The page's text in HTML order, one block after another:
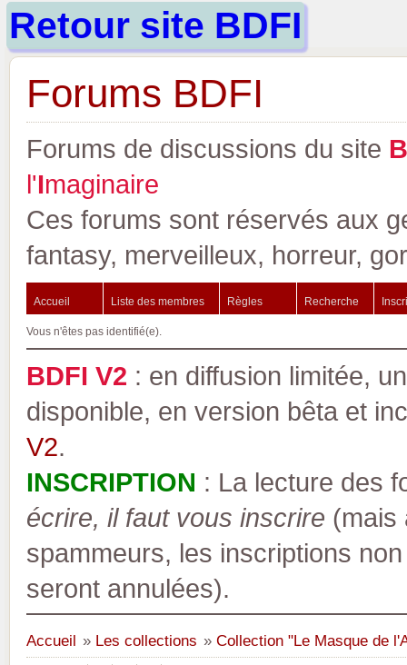
Retour site BDFI
Forums BDFI
Forums de discussions du site B
l'Imaginaire
Ces forums sont réservés aux
fantasy, merveilleux, horreur,
Accueil Liste des membres Règles Recherche
Vous n'êtes pas identifié(e).
BDFI V2 : en diffusion limitée,
disponible, en version bêta et
V2.
INSCRIPTION : La lecture des
écrire, il faut vous inscrire (mais
spammeurs, les inscriptions
seront annulées).
Accueil » Les collections » Collection "Le Masque de